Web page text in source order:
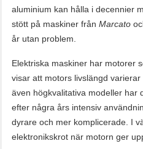
aluminium kan hålla i decennier
stött på maskiner från Marcato
år utan problem.
Elektriska maskiner har motorer
visar att motors livslängd
även högkvalitativa modeller har
efter några års intensiv
dyrare och mer komplicerade. I
elektronikskrot när motorn ger